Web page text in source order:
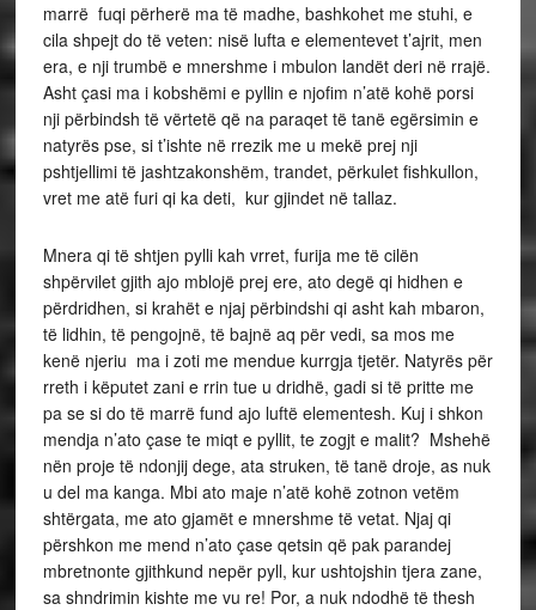
marrë fuqi përherë ma të madhe, bashkohet me stuhi, e
cila shpejt do të veten: nisë lufta e elementevet t’ajrit, men
era, e nji trumbë e mnershme i mbulon landët deri në rrajë.
Asht çasi ma i kobshëmi e pyllin e njofim n’atë kohë porsi
nji përbindsh të vërtetë që na paraqet të tanë egërsimin e
natyrës pse, si t’ishte në rrezik me u mekë prej nji
pshtjellimi të jashtzakonshëm, trandet, përkulet fishkullon,
vret me atë furi qi ka deti, kur gjindet në tallaz.
Mnera qi të shtjen pylli kah vrret, furija me të cilën
shpërvilet gjith ajo mblojë prej ere, ato degë qi hidhen e
përdridhen, si krahët e njaj përbindshi qi asht kah mbaron,
të lidhin, të pengojnë, të bajnë aq për vedi, sa mos me
kenë njeriu ma i zoti me mendue kurrgja tjetër. Natyrës për
rreth i këputet zani e rrin tue u dridhë, gadi si të pritte me
pa se si do të marrë fund ajo luftë elementesh. Kuj i shkon
mendja n’ato çase te miqt e pyllit, te zogjt e malit? Mshehë
nën proje të ndonjij dege, ata struken, të tanë droje, as nuk
u del ma kanga. Mbi ato maje n’atë kohë zotnon vetëm
shtërgata, me ato gjamët e mnershme të vetat. Njaj qi
përshkon me mend n’ato çase qetsin që pak parandej
mbretnonte gjithkund nepër pyll, kur ushtojshin tjera zane,
sa shndrimin kishte me vu re! Por, a nuk ndodhë të thesh